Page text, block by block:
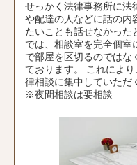
せっかく法律事務所に法
や配達の人などに話の内
たいことも話せなかった
では、相談室を完全個室
で部屋を区切るのではな
ております。 これによ
律相談に集中していただ
※夜間相談は要相談